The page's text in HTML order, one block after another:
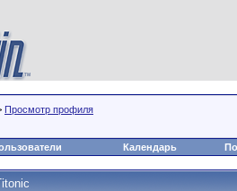
Просмотр профиля
Календарь